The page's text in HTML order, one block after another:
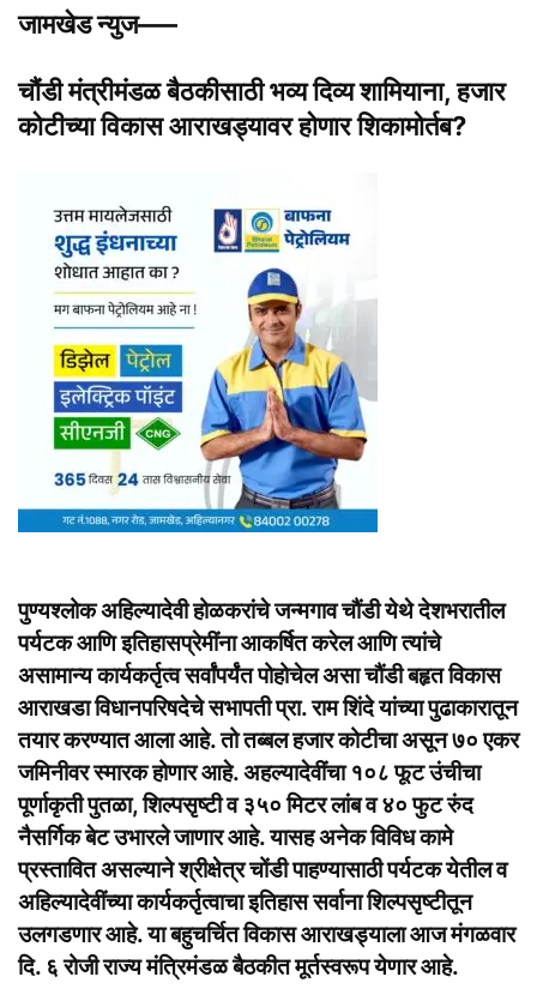
जामखेड न्युज—–
चौंडी मंत्रीमंडळ बैठकीसाठी भव्य दिव्य शामियाना, हजार
कोटीच्या विकास आराखड्यावर होणार शिकामोर्तब?
पुण्यश्लोक अहिल्यादेवी होळकरांचे जन्मगाव चौंडी येथे देशभरातील
पर्यटक आणि इतिहासप्रेमींना आकर्षित करेल आणि त्यांचे
असामान्य कार्यकर्तृत्व सर्वांपर्यंत पोहोचेल असा चौंडी बहृत विकास
आराखडा विधानपरिषदेचे सभापती प्रा. राम शिंदे यांच्या पुढाकारातून
तयार करण्यात आला आहे. तो तब्बल हजार कोटीचा असून ७० एकर
जमिनीवर स्मारक होणार आहे. अहल्यादेवींचा १०८ फूट उंचीचा
पूर्णाकृती पुतळा, शिल्पसृष्टी व ३५० मिटर लांब व ४० फुट रुंद
नैसर्गिक बेट उभारले जाणार आहे. यासह अनेक विविध कामे
प्रस्तावित असल्याने श्रीक्षेत्र चोंडी पाहण्यासाठी पर्यटक येतील व
अहिल्यादेवींच्या कार्यकर्तृत्वाचा इतिहास सर्वाना शिल्पसृष्टीतून
उलगडणार आहे. या बहुचर्चित विकास आराखड्याला आज मंगळवार
दि. ६ रोजी राज्य मंत्रिमंडळ बैठकीत मूर्तस्वरूप येणार आहे.